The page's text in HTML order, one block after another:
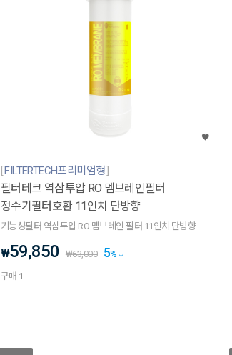
FILTERTECH프리미엄형
필터테크 역삼투압 RO 멤브레인필터
정수기필터호환 11인치 단방향
기능성필터 역삼투압 RO 멤브레인 필터 11인치 단방향
₩59,850 ₩63,000 5%
구매 1